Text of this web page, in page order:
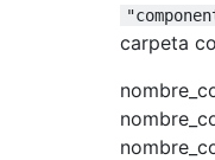
carpeta